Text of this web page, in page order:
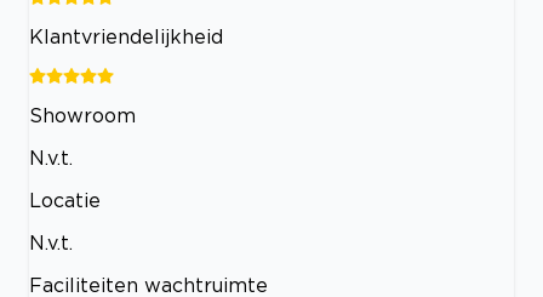
Klantvriendelijkheid
Showroom
N.v.t.
Locatie
N.v.t.
Faciliteiten wachtruimte